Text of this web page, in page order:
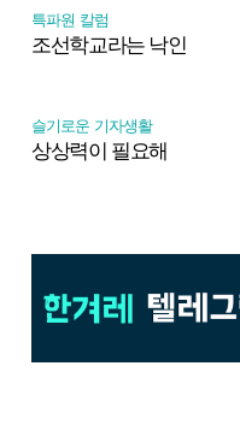
특파원 칼럼
조선학교라는 낙인
슬기로운 기자생활
상상력이 필요해
배